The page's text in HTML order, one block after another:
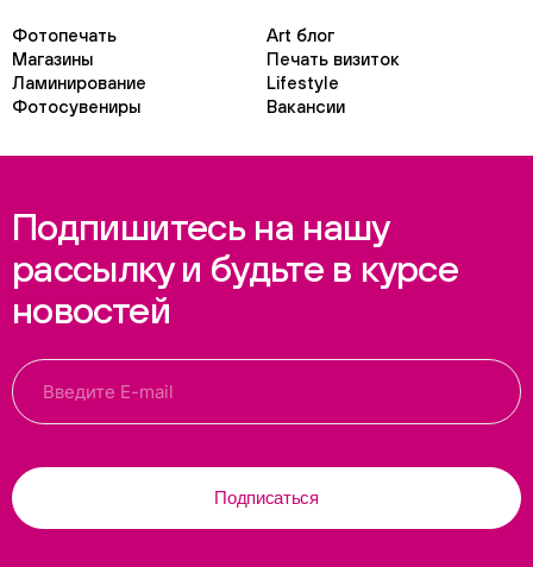
Фотопечать
Art блог
Магазины
Печать визиток
Ламинирование
Lifestyle
Фотосувениры
Вакансии
Подпишитесь на нашу
рассылку и будьте в курсе
новостей
Подписаться